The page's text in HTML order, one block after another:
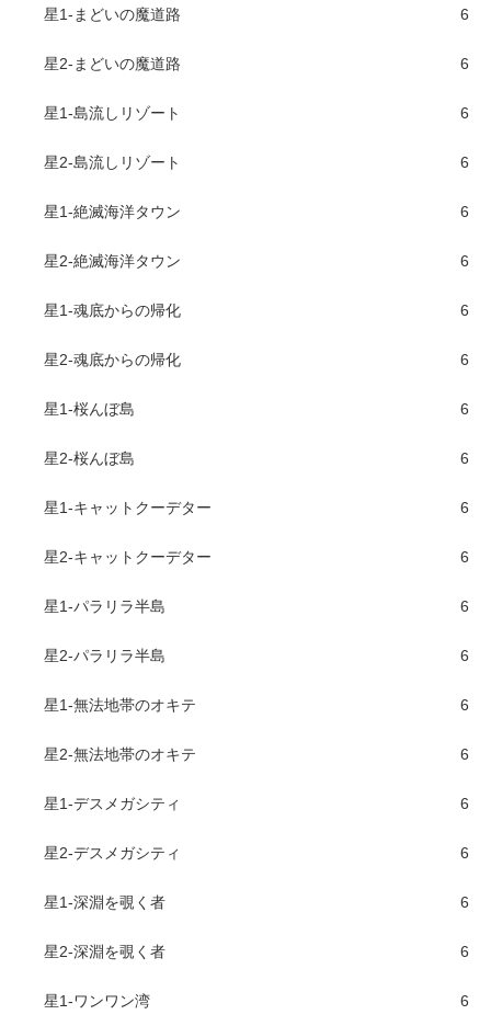
星1-まどいの魔道路 6
星2-まどいの魔道路 6
星1-島流しリゾート 6
星2-島流しリゾート 6
星1-絶滅海洋タウン 6
星2-絶滅海洋タウン 6
星1-魂底からの帰化 6
星2-魂底からの帰化 6
星1-桜んぼ島 6
星2-桜んぼ島 6
星1-キャットクーデター 6
星2-キャットクーデター 6
星1-パラリラ半島 6
星2-パラリラ半島 6
星1-無法地帯のオキテ 6
星2-無法地帯のオキテ 6
星1-デスメガシティ 6
星2-デスメガシティ 6
星1-深淵を覗く者 6
星2-深淵を覗く者 6
星1-ワンワン湾 6